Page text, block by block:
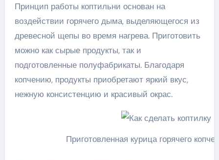
Принцип работы коптильни основан на
воздействии горячего дыма, выделяющегося из
древесной щепы во время нагрева. Приготовить
можно как сырые продукты, так и
подготовленные полуфабрикаты. Благодаря
копчению, продукты приобретают яркий вкус,
нежную консистенцию и красивый окрас.
Приготовленная курица горячего